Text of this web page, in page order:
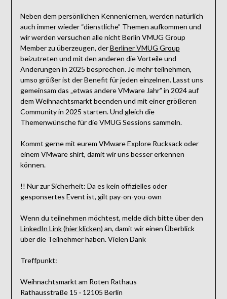
Neben dem persönlichen Kennenlernen, werden natürlich
auch immer wieder “dienstliche” Themen aufkommen und
wir werden versuchen alle nicht Berlin VMUG Group
Member zu überzeugen, derBerliner VMUG Group
beizutreten und mit den anderen die Vorteile und
Änderungen in 2025 besprechen. Je mehr teilnehmen,
umso größer ist der Benefit für jeden einzelnen. Lasst uns
gemeinsam das „etwas andere VMware Jahr” in 2024 auf
dem Weihnachtsmarkt beenden und mit einer größeren
Community in 2025 starten. Und gleich die
Themenwünsche für die VMUG Sessions sammeln.
Kommt gerne mit eurem VMware Explore Rucksack oder
einem VMware shirt, damit wir uns besser erkennen
können.
!! Nur zur Sicherheit: Da es kein offizielles oder
gesponsertes Event ist, gilt pay-on-you-own
Wenn du teilnehmen möchtest, melde dich bitte über den
LinkedIn Link (hier klicken) an, damit wir einen Überblick
über die Teilnehmer haben. Vielen Dank
Treffpunkt:
Weihnachtsmarkt am Roten Rathaus
Rathausstraße 15 · 12105 Berlin